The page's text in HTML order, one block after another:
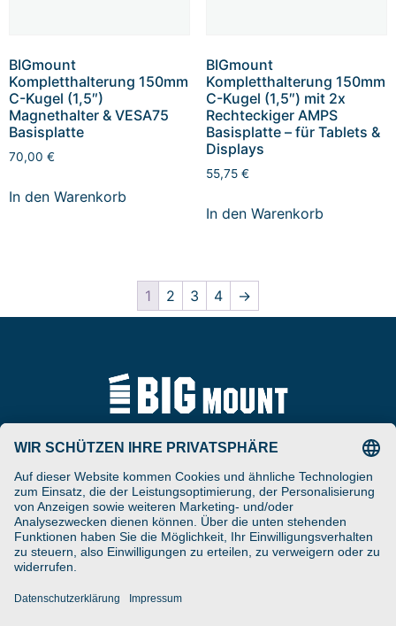
BIGmount
Kompletthalterung 150mm
C-Kugel (1,5″)
Magnethalter & VESA75
Basisplatte
70,00 €
In den Warenkorb
BIGmount
Kompletthalterung 150mm
C-Kugel (1,5″) mit 2x
Rechteckiger AMPS
Basisplatte – für Tablets &
Displays
55,75 €
In den Warenkorb
1 2 3 4 →
ARAT Spezialhalterungen
GmbH
Schierbusch 2a
D- 33161 Hövelhof
DESIGNED ENGINEERED
Tel
+49 (0) 5257-9380625
Fax
+49 (0) 5257-9380629